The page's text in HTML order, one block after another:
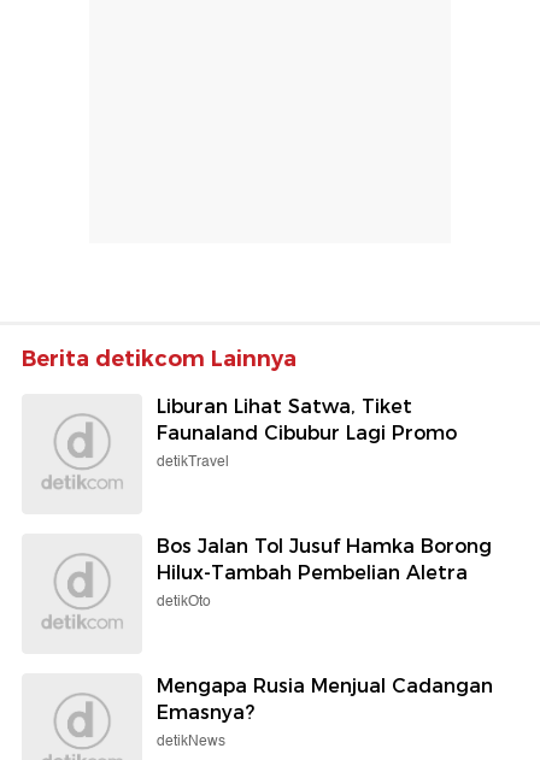
Berita detikcom Lainnya
Liburan Lihat Satwa, Tiket
Faunaland Cibubur Lagi Promo
detikTravel
Bos Jalan Tol Jusuf Hamka Borong
Hilux-Tambah Pembelian Aletra
detikOto
Mengapa Rusia Menjual Cadangan
Emasnya?
detikNews